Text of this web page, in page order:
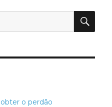
o perdão